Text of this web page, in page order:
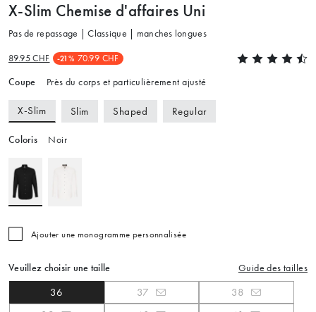
X-Slim Chemise d'affaires Uni
Pas de repassage | Classique | manches longues
89.95 CHF -21% 70.99 CHF
Coupe Près du corps et particulièrement ajusté
X-Slim Slim Shaped Regular
Coloris Noir
Ajouter une monogramme personnalisée
Veuillez choisir une taille Guide des tailles
36 37
38